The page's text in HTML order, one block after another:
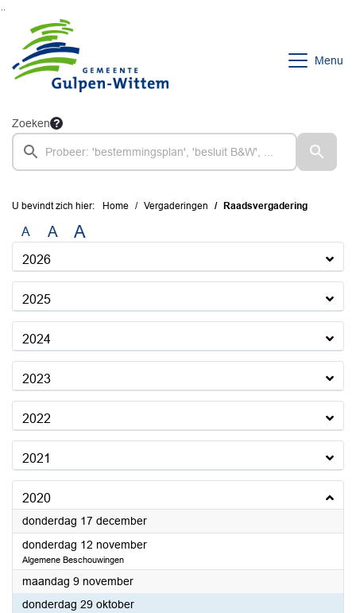
Ga naar de inhoud van deze pagina
Ga naar het zoeken
Ga naar het menu
Menu
Zoeken
U bevindt zich hier: Home Vergaderingen Raadsvergadering
A A A
2026
2025
2024
2023
2022
2021
2020
donderdag 17 december2020
donderdag 12 november2020
Algemene Beschouwingen
maandag 9 november2020
donderdag 29 oktober2020